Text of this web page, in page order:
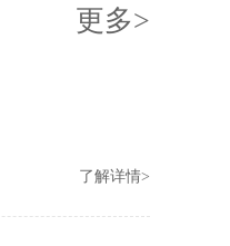
更多>
了解详情>